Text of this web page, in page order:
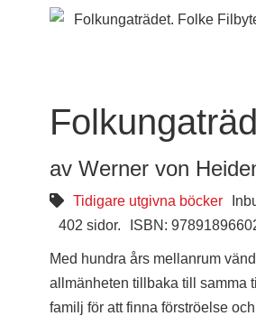
av Werner von
Tidigare utgivna böcker
402 sidor.
ISBN:
Med hundra års mellanrum
allmänheten tillbaka till samma
familj för att finna förströelse